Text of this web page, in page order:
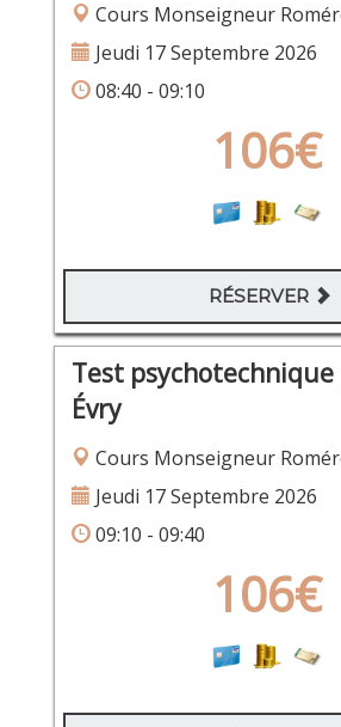
Cours Monseigneur
Jeudi 17 Septembre 2026
08:40 - 09:10
106€
RÉSERVER
Test
Évry
Cours Monseigneur
Jeudi 17 Septembre 2026
09:10 - 09:40
106€